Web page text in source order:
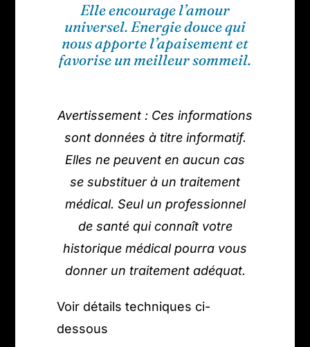
Elle encourage l’amour
universel. Energie douce qui
nous apporte l’apaisement et
favorise un meilleur sommeil.
Avertissement : Ces informations
sont données à titre informatif.
Elles ne peuvent en aucun cas
se substituer à un traitement
médical. Seul un professionnel
de santé qui connaît votre
historique médical pourra vous
donner un traitement adéquat.
Voir détails techniques ci-
dessous